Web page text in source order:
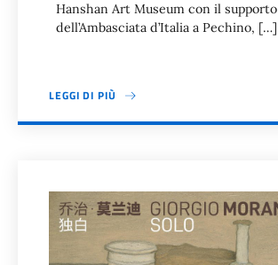
Hanshan Art Museum con il supporto
dell’Ambasciata d’Italia a Pechino, […]
LEGGI DI PIÙ